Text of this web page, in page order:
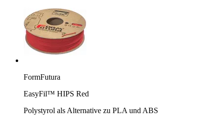
FormFutura
EasyFil™ HIPS Red
Polystyrol als Alternative zu PLA und ABS